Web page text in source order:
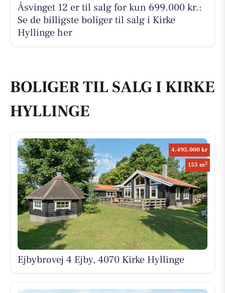
Åsvinget 12 er til salg for kun 699.000 kr.:
Se de billigste boliger til salg i Kirke
Hyllinge her
BOLIGER TIL SALG I KIRKE
HYLLINGE
4.495.000 kr
155 m2
Ejbybrovej 4 Ejby, 4070 Kirke Hyllinge